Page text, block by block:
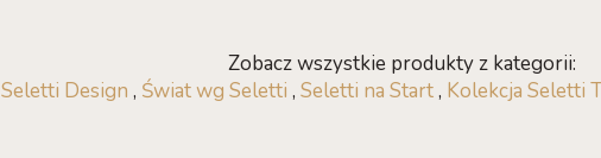
Zobacz wszystkie produkty z kategorii:
Seletti Design , Świat wg Seletti , Seletti na Start, Kolekcja Seletti